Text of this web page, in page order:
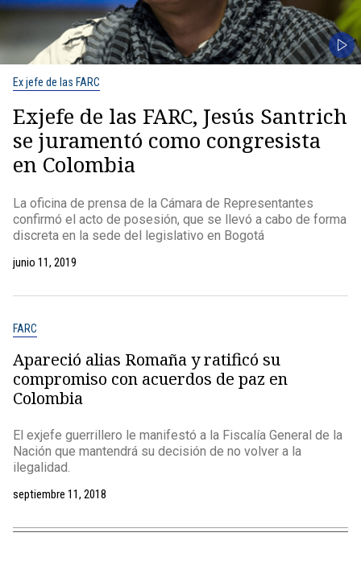
Ex jefe de las FARC
Exjefe de las FARC, Jesús Santrich
se juramentó como congresista
en Colombia
La oficina de prensa de la Cámara de Representantes
confirmó el acto de posesión, que se llevó a cabo de forma
discreta en la sede del legislativo en Bogotá
junio 11, 2019
FARC
Apareció alias Romaña y ratificó su
compromiso con acuerdos de paz en
Colombia
El exjefe guerrillero le manifestó a la Fiscalía General de la
Nación que mantendrá su decisión de no volver a la
ilegalidad.
septiembre 11, 2018